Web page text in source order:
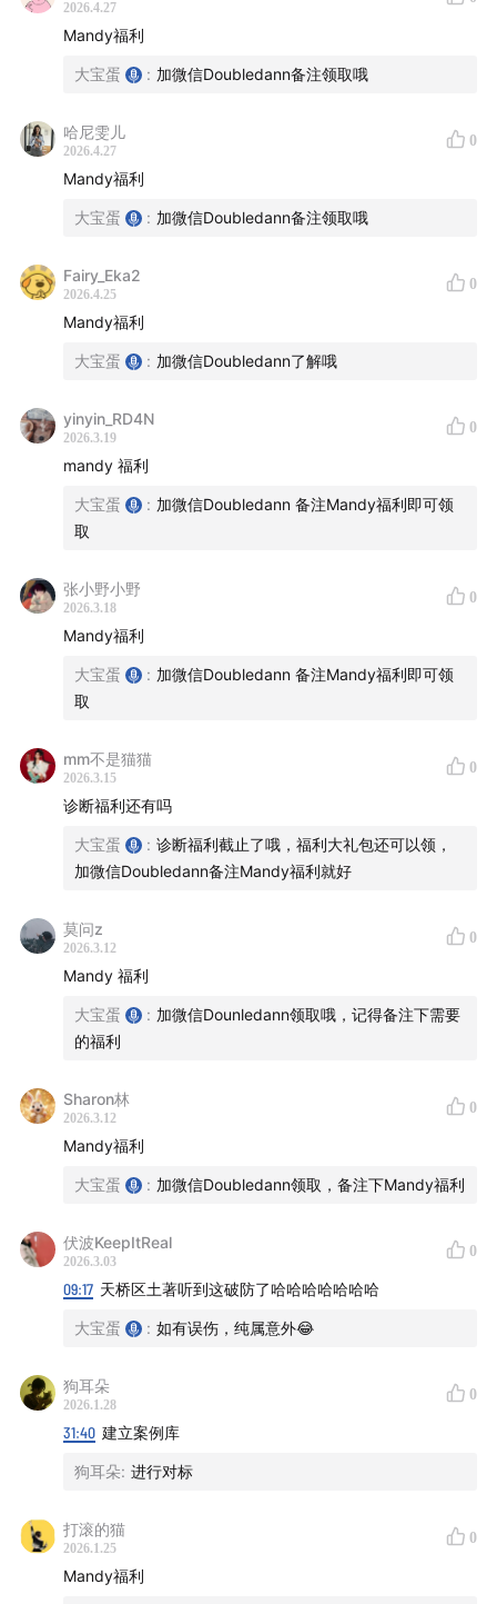
心态转变：从在意负面评论到意识到“被骂比无人问津更
好”，因为这是在索取情绪价值，渴望被关注和认可。
- 20:31 | 表达欲与表达能力的修炼
关键区分：有表达欲是天赋，让别人愿意听的能力则需
要后天训练。
表达能力非天生：通过获得乐趣→增加训练时长→看起
内容测试：在做成视频前，先在朋友圈或线下聊天中测
试话题反馈。
小红书口播的核心：表演“活人感”，呈现即时的新鲜分
享欲。
20:31 - 30:00 | 内容创作与素材积累的实用方法
素材积累
内容根基：写作/文案能力是内功，比视频形式更重要。
Mandy的课程核心之一就是打磨脚本。
30:00
从B站转向小红书的原因
容，利于变现。
37:41 -48:23| 精准定位：Mandy的“自媒体气质表”
和气质相符。
气质表三个维度：表达气质：语音语调、情绪、语言风
格。
精神气质：行事准则（追求效率/体验）。
生活气质：日常状态（朴实原生/奢华精致）。
如何找到对标
变现三种形式：卖广告位、卖能力/产品、卖货。
针对三类人的解法：没流量没产品（纯素人）
有流量没产品（博主）
核心心法：流量是根本。有流量，卖什么都更容易。要
先解决流量问题。
01:07:15| 成功背后：行动力、试错与真实的创业状
从0到1的关键：Just do it!
“成功”的背面：高强度工作：无休、吃饭抱电脑、随时
响应。
付、客服、销转。
持续焦虑与完美主义：总觉做得不够，不断抬高自我要
求，是驱动力也是困扰。
2026.4.27
Mandy福利
大宝蛋 : 加微信Doubledann备注领取哦
哈尼雯儿
2026.4.27
0
Mandy福利
大宝蛋 : 加微信Doubledann备注领取哦
Fairy_Eka2
2026.4.25
0
Mandy福利
大宝蛋 : 加微信Doubledann了解哦
yinyin_RD4N
2026.3.19
0
mandy 福利
大宝蛋 : 加微信Doubledann 备注Mandy福利即可领
取
张小野小野
2026.3.18
0
Mandy福利
大宝蛋 : 加微信Doubledann 备注Mandy福利即可领
取
mm不是猫猫
2026.3.15
0
诊断福利还有吗
大宝蛋 : 诊断福利截止了哦，福利大礼包还可以领，
加微信Doubledann备注Mandy福利就好
莫问z
2026.3.12
0
Mandy 福利
大宝蛋 : 加微信Dounledann领取哦，记得备注下需要
的福利
Sharon林
2026.3.12
0
Mandy福利
大宝蛋 : 加微信Doubledann领取，备注下Mandy福利
伏波KeepItReal
2026.3.03
0
09:17 天桥区土著听到这破防了哈哈哈哈哈哈哈
大宝蛋 : 如有误伤，纯属意外😂
狗耳朵
2026.1.28
0
31:40 建立案例库
狗耳朵: 进行对标
打滚的猫
2026.1.25
0
Mandy福利